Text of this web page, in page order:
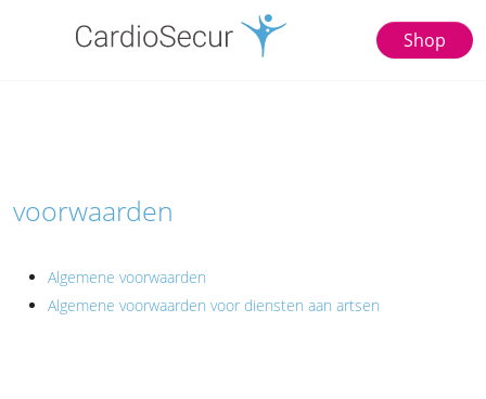
Shop
voorwaarden
Algemene voorwaarden
Algemene voorwaarden voor diensten aan artsen